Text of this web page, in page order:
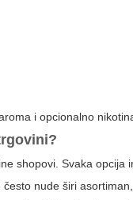
i opcionalno
shopovi. Svaka opcija
nude širi